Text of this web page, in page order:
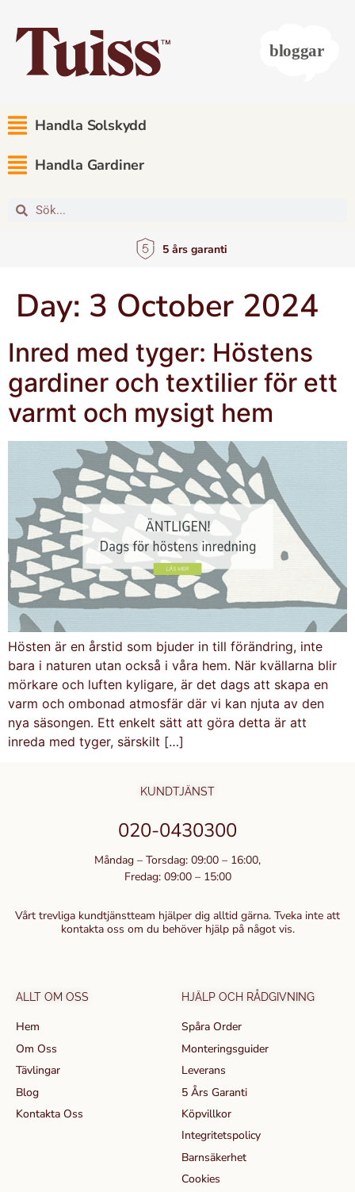
Handla Solskydd
Handla Gardiner
5 års garanti
Day: 3 October 2024
Inred med tyger: Höstens
gardiner och textilier för ett
varmt och mysigt hem
Hösten är en årstid som bjuder in till förändring, inte
bara i naturen utan också i våra hem. När kvällarna blir
mörkare och luften kyligare, är det dags att skapa en
varm och ombonad atmosfär där vi kan njuta av den
nya säsongen. Ett enkelt sätt att göra detta är att
inreda med tyger, särskilt […]
KUNDTJÄNST
020-0430300
Måndag – Torsdag: 09:00 – 16:00,
Fredag: 09:00 – 15:00
Vårt trevliga kundtjänstteam hjälper dig alltid gärna. Tveka inte att
kontakta oss om du behöver hjälp på något vis.
ALLT OM OSS
Hem
Om Oss
Tävlingar
Blog
Kontakta Oss
HJÄLP OCH RÅDGIVNING
Spåra Order
Monteringsguider
Leverans
5 Års Garanti
Köpvillkor
Integritetspolicy
Barnsäkerhet
Cookies